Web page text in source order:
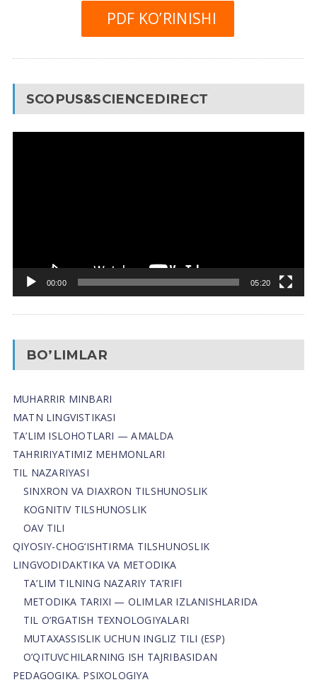
PDF KO’RINISHI
SCOPUS&SCIENCEDIRECT
00:00 05:20
BO’LIMLAR
MUHARRIR MINBARI
MATN LINGVISTIKASI
TA’LIM ISLOHOTLARI — AMALDA
TAHRIRIYATIMIZ MEHMONLARI
TIL NAZARIYASI
SINXRON VA DIAXRON TILSHUNOSLIK
KOGNITIV TILSHUNOSLIK
OAV TILI
QIYOSIY-CHOG‘ISHTIRMA TILSHUNOSLIK
LINGVODIDAKTIKA VA METODIKA
TA’LIM TILNING NAZARIY TA’RIFI
METODIKA TARIXI — OLIMLAR IZLANISHLARIDA
TIL O’RGATISH TEXNOLOGIYALARI
MUTAXASSISLIK UCHUN INGLIZ TILI (ESP)
O’QITUVCHILARNING ISH TAJRIBASIDAN
PEDAGOGIKA. PSIXOLOGIYA